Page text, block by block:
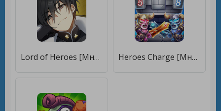
Lord of Heroes [Много денег] Heroes Charge [Много денег]